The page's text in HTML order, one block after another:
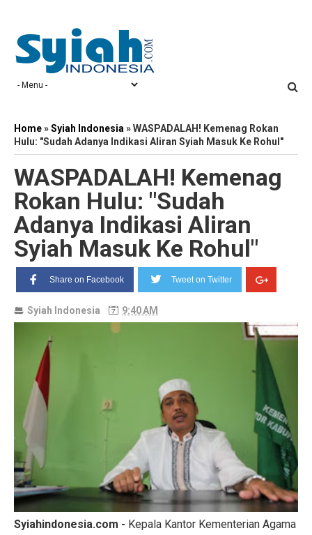
Home»Syiah Indonesia »WASPADALAH! Kemenag Rokan
Hulu: "Sudah Adanya Indikasi Aliran Syiah Masuk Ke Rohul"
WASPADALAH! Kemenag
Rokan Hulu: "Sudah
Adanya Indikasi Aliran
Syiah Masuk Ke Rohul"
Share on Facebook Tweet on Twitter
Syiah Indonesia 9:40 AM
Syiahindonesia.com - Kepala Kantor Kementerian Agama